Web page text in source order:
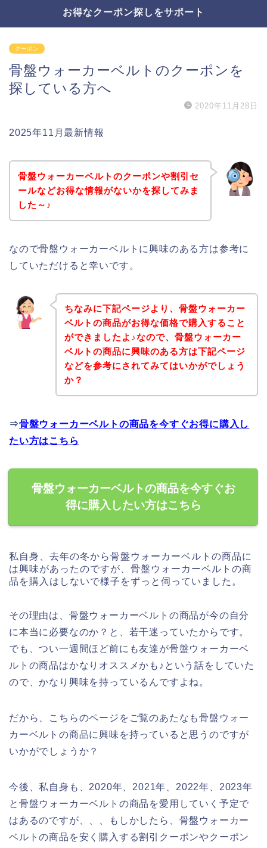
お得なクーポン探しをサポート
クーポン
骨盤ウォーカーベルトのクーポンを
探している方へ
2020年11月28日
2025年11月最新情報
骨盤ウォーカーベルトのクーポンや割引セ
ールなどお得な情報がないかを探してみま
した～♪
なので骨盤ウォーカーベルトに興味のある方は参考に
していただけると幸いです。
ちなみに下記ページより、骨盤ウォーカー
ベルトの商品がお得な価格で購入すること
ができましたよ♪なので、骨盤ウォーカー
ベルトの商品に興味のある方は下記ページ
などを参考にされてみてはいかがでしょう
か？
⇒骨盤ウォーカーベルトの商品を今すぐお得に購入し
たい方はこちら
骨盤ウォーカーベルトの商品を今すぐお
得に購入したい方はこちら
私自身、去年の冬から骨盤ウォーカーベルトの商品に
は興味があったのですが、骨盤ウォーカーベルトの商
品を購入はしないで様子をずっと伺っていました。
その理由は、骨盤ウォーカーベルトの商品が今の自分
に本当に必要なのか？と、若干迷っていたからです。
でも、つい一週間ほど前にも友達が骨盤ウォーカーベ
ルトの商品はかなりオススメかも♪という話をしていた
ので、かなり興味を持っているんですよね。
だから、こちらのページをご覧のあたなも骨盤ウォー
カーベルトの商品に興味を持っていると思うのですが
いかがでしょうか？
今後、私自身も、2020年、2021年、2022年、2023年
と骨盤ウォーカーベルトの商品を愛用していく予定で
はあるのですが、、、もしかしたら、骨盤ウォーカー
ベルトの商品を安く購入する割引クーポンやクーポン